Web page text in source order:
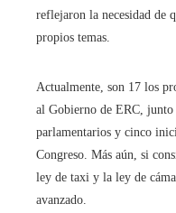
reflejaron la necesidad de
propios temas.
Actualmente, son 17 los
al Gobierno de ERC, junto
parlamentarios y cinco
Congreso. Más aún, si
ley de taxi y la ley de
avanzado.